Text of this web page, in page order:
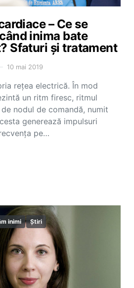
– Ce se
inima bate
Sfaturi și tratament
10 mai 2019
rețea electrică. În mod
un ritm firesc, ritmul
nodul de comandă, numit
generează impulsuri
pe…
inimi Știri